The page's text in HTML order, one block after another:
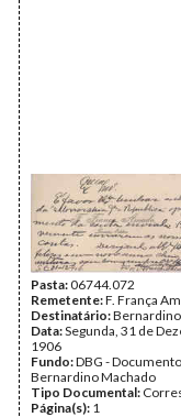
Pasta:06744.072
Remetente:F. França
Destinatário:
Data:Segunda, 31 de
1906
Fundo:DBG -
Bernardino Machado
Tipo Documental:
Página(s): 1